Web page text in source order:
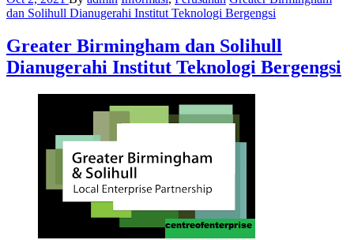
dan Solihull Dianugerahi Institut Teknologi Bergengsi
Greater Birmingham dan Solihull
Dianugerahi Institut Teknologi Bergengsi